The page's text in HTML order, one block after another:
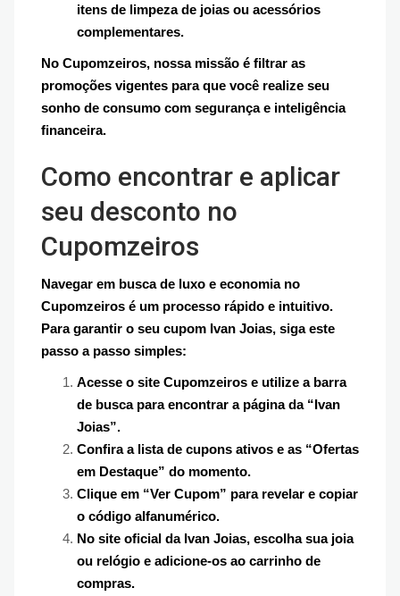
itens de limpeza de joias ou acessórios
complementares.
No Cupomzeiros, nossa missão é filtrar as
promoções vigentes para que você realize seu
sonho de consumo com segurança e inteligência
financeira.
Como encontrar e aplicar
seu desconto no
Cupomzeiros
Navegar em busca de luxo e economia no
Cupomzeiros é um processo rápido e intuitivo.
Para garantir o seu cupom Ivan Joias, siga este
passo a passo simples:
Acesse o site Cupomzeiros e utilize a barra
de busca para encontrar a página da “Ivan
Joias”.
Confira a lista de cupons ativos e as “Ofertas
em Destaque” do momento.
Clique em “Ver Cupom” para revelar e copiar
o código alfanumérico.
No site oficial da Ivan Joias, escolha sua joia
ou relógio e adicione-os ao carrinho de
compras.